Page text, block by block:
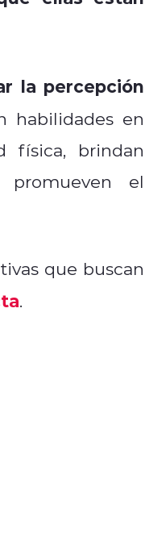
la percepción
habilidades en
física, brindan
promueven el
que buscan
.